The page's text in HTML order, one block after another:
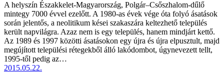
A helyszín Északkelet-Magyarország, Polgár–Csőszhalom-dűlő
mintegy 7000 évvel ezelőtt. A 1980-as évek vége óta folyó ásatások
során jelentős, a neolitikum kései szakaszára keltezhető település
került napvilágra. Azaz nem is egy település, hanem mindjárt kettő.
Az 1989 és 1997 közötti ásatásokon egy újra és újra elpusztult, majd
megújított települési rétegekből álló lakódombot, úgynevezett tellt,
1995-től pedig az…
2015.05.22.